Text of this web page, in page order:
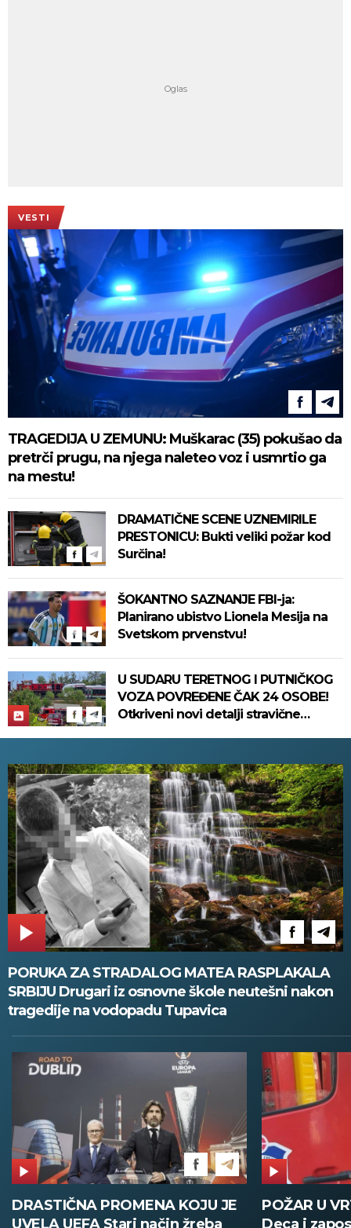
VESTI
TRAGEDIJA U ZEMUNU: Muškarac (35) pokušao da
pretrči prugu, na njega naleteo voz i usmrtio ga
na mestu!
DRAMATIČNE SCENE UZNEMIRILE
PRESTONICU: Bukti veliki požar kod
Surčina!
ŠOKANTNO SAZNANJE FBI-ja:
Planirano ubistvo Lionela Mesija na
Svetskom prvenstvu!
U SUDARU TERETNOG I PUTNIČKOG
VOZA POVREĐENE ČAK 24 OSOBE!
Otkriveni novi detalji stravične
PORUKA ZA STRADALOG MATEA RASPLAKALA
SRBIJU Drugari iz osnovne škole neutešni nakon
tragedije na vodopadu Tupavica
DRASTIČNA PROMENA KOJU JE
UVELA UEFA Stari način žreba
POŽAR U
Deca i